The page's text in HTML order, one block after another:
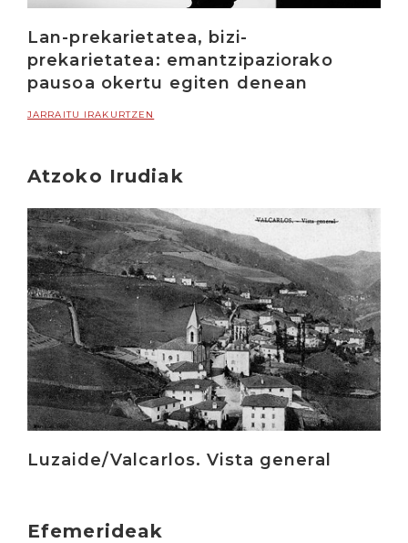
Lan-prekarietatea, bizi-
prekarietatea: emantzipaziorako
pausoa okertu egiten denean
JARRAITU IRAKURTZEN
Atzoko Irudiak
Luzaide/Valcarlos. Vista general
Irakurri
Efemerideak